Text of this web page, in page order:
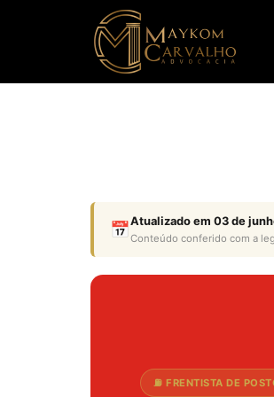
📅Atualizado em 03 de
Conteúdo conferido com a
⛽ FRENTISTA DE